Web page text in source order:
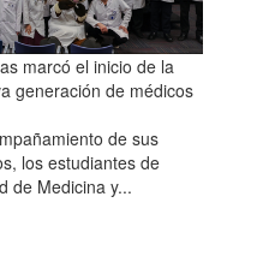
marcó el inicio de la
generación de médicos
de sus
los estudiantes de
de Medicina y...